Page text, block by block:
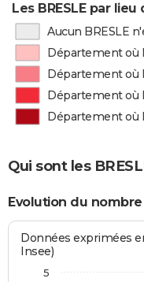
Les BRESLE par
Aucun BRESLE
Département où
Département où
Département où
Département où
Qui sont les
Evolution du nombre
Données exprimées
Insee)
5